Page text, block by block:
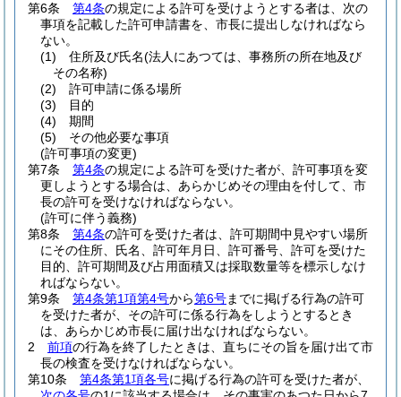
第6条
第4条の規定による許可を受けようとする者は、次の
事項を記載した許可申請書を、市長に提出しなければなら
ない。
(1)
住所及び氏名(法人にあつては、事務所の所在地及び
その名称)
(2)
許可申請に係る場所
(3)
目的
(4)
期間
(5)
その他必要な事項
(許可事項の変更)
第7条
第4条の規定による許可を受けた者が、許可事項を変
更しようとする場合は、あらかじめその理由を付して、市
長の許可を受けなければならない。
(許可に伴う義務)
第8条
第4条の許可を受けた者は、許可期間中見やすい場所
にその住所、氏名、許可年月日、許可番号、許可を受けた
目的、許可期間及び占用面積又は採取数量等を標示しなけ
ればならない。
第9条
第4条第1項第4号から第6号までに掲げる行為の許可
を受けた者が、その許可に係る行為をしようとするとき
は、あらかじめ市長に届け出なければならない。
2
前項の行為を終了したときは、直ちにその旨を届け出て市
長の検査を受けなければならない。
第10条
第4条第1項各号に掲げる行為の許可を受けた者が、